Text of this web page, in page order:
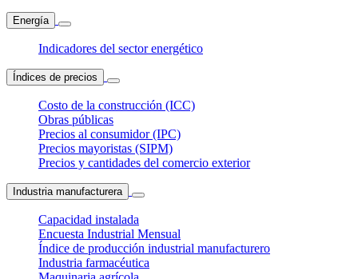
Energía
Indicadores del sector energético
Índices de precios
Costo de la construcción (ICC)
Obras públicas
Precios al consumidor (IPC)
Precios mayoristas (SIPM)
Precios y cantidades del comercio exterior
Industria manufacturera
Capacidad instalada
Encuesta Industrial Mensual
Índice de producción industrial manufacturero
Industria farmacéutica